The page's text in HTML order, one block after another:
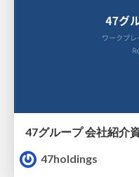
47グループ 会社紹介
47holdings